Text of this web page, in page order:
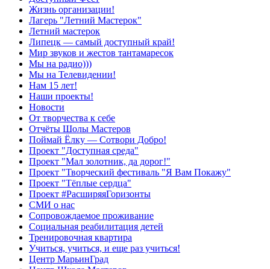
Жизнь организации!
Лагерь "Летний Мастерок"
Летний мастерок
Липецк — самый доступный край!
Мир звуков и жестов тантамаресок
Мы на радио)))
Мы на Телевидении!
Нам 15 лет!
Наши проекты!
Новости
От творчества к себе
Отчёты Шолы Мастеров
Поймай Ёлку — Сотвори Добро!
Проект "Доступная среда"
Проект "Мал золотник, да дорог!"
Проект "Творческий фестиваль "Я Вам Покажу"
Проект "Тёплые сердца"
Проект #РасширяяГоризонты
СМИ о нас
Сопровождаемое проживание
Социальная реабилитация детей
Тренировочная квартира
Учиться, учиться, и еще раз учиться!
Центр МарьинГрад